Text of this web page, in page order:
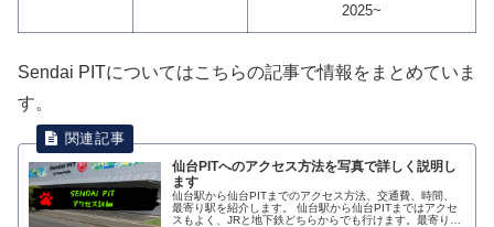
2025~
Sendai PITについてはこちらの記事で情報をまとめていま
す。
仙台PITへのアクセス方法を写真で詳しく説明し
ます
仙台駅から仙台PITまでのアクセス方法、交通費、時間、
最寄り駅を紹介します。 仙台駅から仙台PITまではアクセ
スもよく、JRと地下鉄どちらからでも行けます。最寄り駅